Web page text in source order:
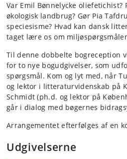
Var Emil Bønnelycke oliefetichist?
økologisk landbrug? Gør Pia
speciesisme? Hvad kan dansk
taget lære os om
Til denne dobbelte bogreception
for to nye bogudgivelser, som
spørgsmål. Kom og lyt med, når
og lektor i litteraturvidenskab på
Schmidt (ph.d. og lektor på
går i dialog med bøgernes
Arrangementet efterfølges af en
Udgivelserne